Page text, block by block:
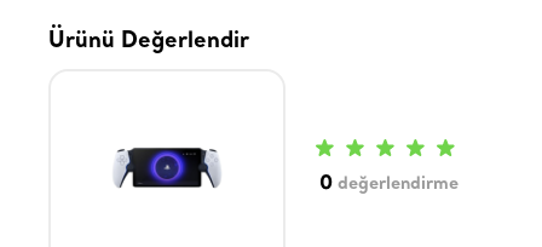
Ürünü Değerlendir
0 değerlendirme